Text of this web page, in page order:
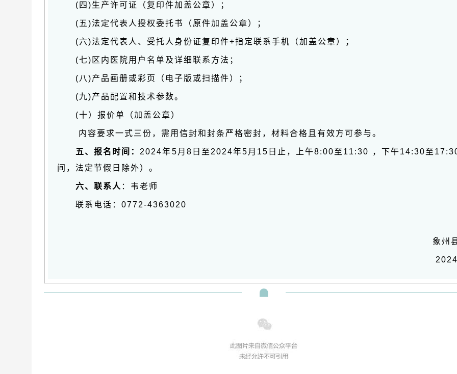
(四)生产许可证（复印件加盖公章）；
(五)法定代表人授权委托书（原件加盖公章）；
(六)法定代表人、受托人身份证复印件+指定联系手机（加盖公章）；
(七)区内医院用户名单及详细联系方法；
(八)产品画册或彩页（电子版或扫描件）；
(九)产品配置和技术参数。
(十）报价单（加盖公章）
内容要求一式三份，需用信封和封条严格密封，材料合格且有效方可参与。
五、报名时间： 2024年5月8日至2024年5月15日止，上午8:00至11:30 ，下午14:30至
间，法定节假日除外）。
六、联系人 ：韦老师
联系电话：0772-4363020
象州